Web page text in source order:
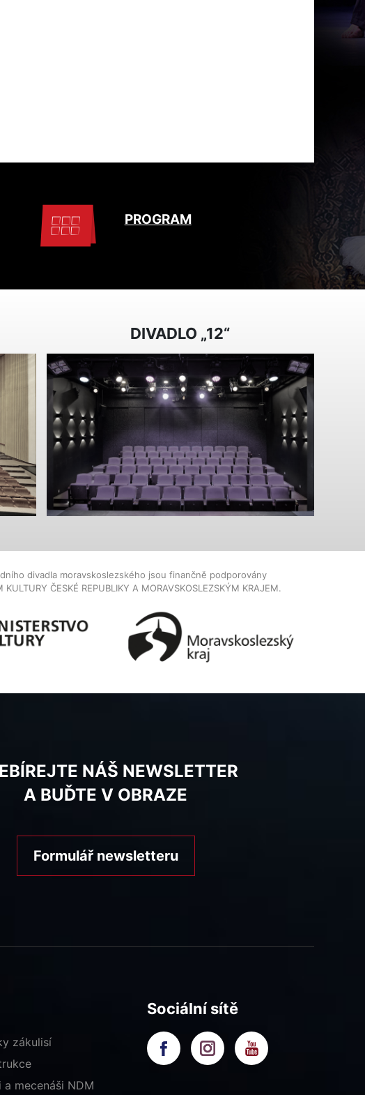
PROGRAM
DIVADLO „12“
divadla moravskoslezského jsou finančně podporovány
KULTURY ČESKÉ REPUBLIKY A MORAVSKOSLEZSKÝM KRAJEM.
NÁŠ NEWSLETTER
A BUĎTE V OBRAZE
Formulář newsletteru
zákulisí
a mecenáši NDM
Sociální sítě